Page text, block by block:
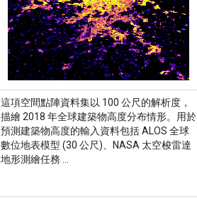
這項空間點陣資料集以 100 公尺的解析度，
描繪 2018 年全球建築物高度分布情形。用於
預測建築物高度的輸入資料包括 ALOS 全球
數位地表模型 (30 公尺)、NASA 太空梭雷達
地形測繪任務 …